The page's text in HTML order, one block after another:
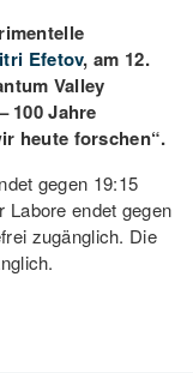
Efetov, am 12.
Valley
100 Jahre
heute forschen“.
gegen 19:15
Labore endet gegen
zugänglich. Die